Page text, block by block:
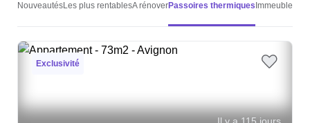
NouveautésLes plus rentablesA rénoverPassoires thermiques Immeubles
Exclusivité